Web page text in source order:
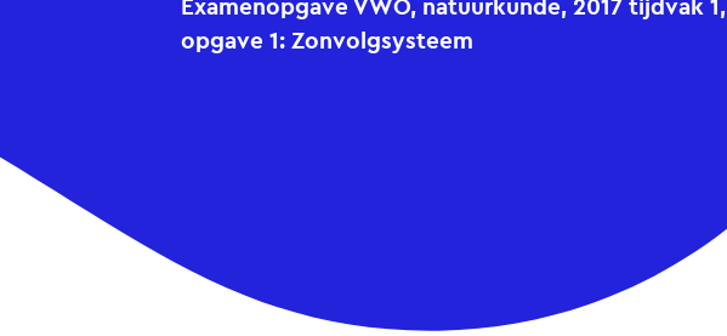
Examenopgave VWO, natuurkunde, 2017 tijdvak 1,
opgave 1: Zonvolgsysteem